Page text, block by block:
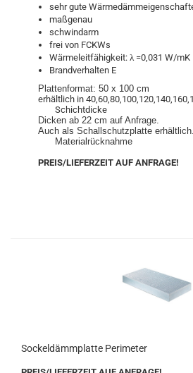
sehr gute
maßgenau
schwindarm
frei von FCKWs
Wärmeleitfähigkeit: λ =0,031 W/mK
Brandverhalten E
Plattenformat: 50 x 100 cm
erhältlich in
Schichtdicke
Dicken ab 22 cm auf Anfrage.
Auch als Schallschutzplatte
Materialrücknahme
PREIS/LIEFERZEIT AUF ANFRAGE!
Sockeldämmplatte Perimeter